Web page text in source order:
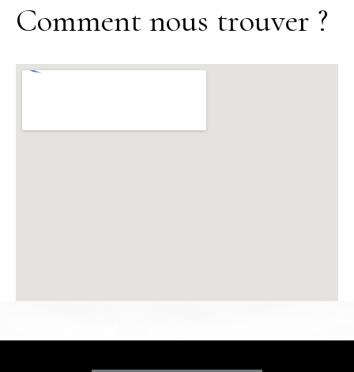
Comment nous trouver ?